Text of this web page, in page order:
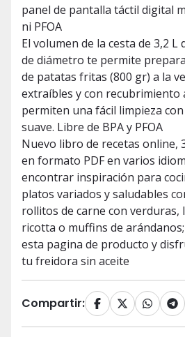
panel de pantalla táctil digital
ni PFOA
El volumen de la cesta de 3,2 L
de diámetro te permite
de patatas fritas (800 gr) a la
extraíbles y con recubrimiento
permiten una fácil limpieza
suave. Libre de BPA y PFOA
Nuevo libro de recetas online,
en formato PDF en varios
encontrar inspiración para
platos variados y saludables
rollitos de carne con verduras,
ricotta o muffins de
esta pagina de producto y
tu freidora sin aceite
Compartir: